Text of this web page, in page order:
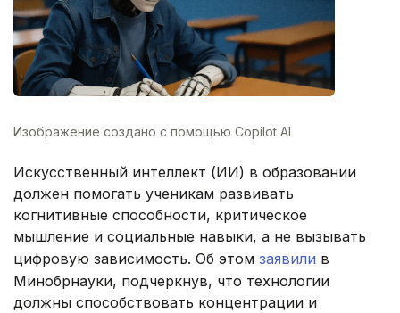
Изображение создано с помощью Copilot AI
Искусственный интеллект (ИИ) в образовании
должен помогать ученикам развивать
когнитивные способности, критическое
мышление и социальные навыки, а не вызывать
цифровую зависимость. Об этом заявили в
Минобрнауки, подчеркнув, что технологии
должны способствовать концентрации и